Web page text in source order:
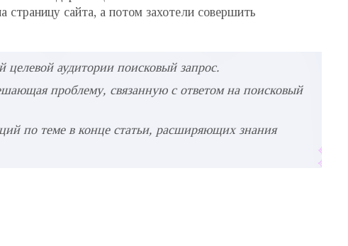
сайта, а потом захотели совершить
целевой аудитории поисковый запрос.
проблему, связанную с ответом на поисковый
по теме в конце статьи, расширяющих знания